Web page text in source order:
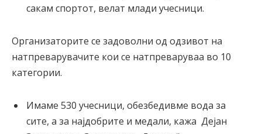
сакам спортот, велат млади учесници.
Организаторите се задоволни од одзивот на
натпреварувачите кои се натпреваруваа во 10
категории.
Имаме 530 учесници, обезбедивме вода за
сите, а за најдобрите и медали, кажа Дејан